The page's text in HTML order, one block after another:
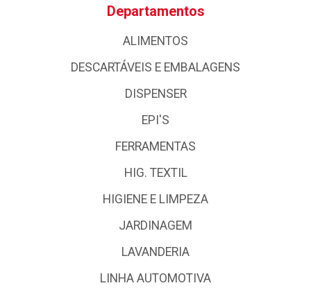
Departamentos
ALIMENTOS
DESCARTÁVEIS E EMBALAGENS
DISPENSER
EPI'S
FERRAMENTAS
HIG. TEXTIL
HIGIENE E LIMPEZA
JARDINAGEM
LAVANDERIA
LINHA AUTOMOTIVA